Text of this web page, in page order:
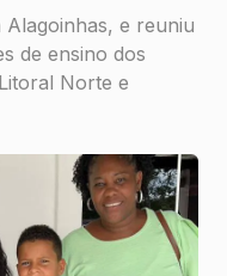
e reuniu
de ensino dos
Norte e